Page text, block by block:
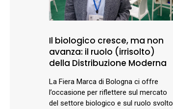
Il biologico cresce, ma non
avanza: il ruolo (irrisolto)
della Distribuzione Moderna
La Fiera Marca di Bologna ci offre
l’occasione per riflettere sul mercato
del settore biologico e sul ruolo svolto